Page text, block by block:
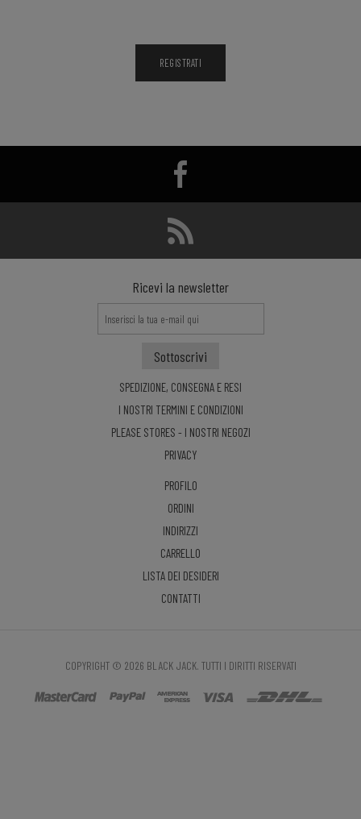
Ricevi la newsletter
SPEDIZIONE, CONSEGNA E RESI
I NOSTRI TERMINI E CONDIZIONI
PLEASE STORES - I NOSTRI NEGOZI
PRIVACY
PROFILO
ORDINI
INDIRIZZI
CARRELLO
LISTA DEI DESIDERI
CONTATTI
COPYRIGHT © 2026 BLACK JACK. TUTTI I DIRITTI RISERVATI